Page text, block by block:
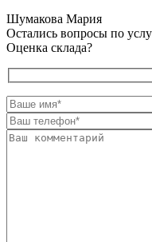
Шумакова Мария
Остались вопросы по
Оценка склада?